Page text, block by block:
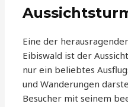
Eine der
Eibiswald ist der
nur ein beliebtes
und Wanderungen
Besucher mit seinem